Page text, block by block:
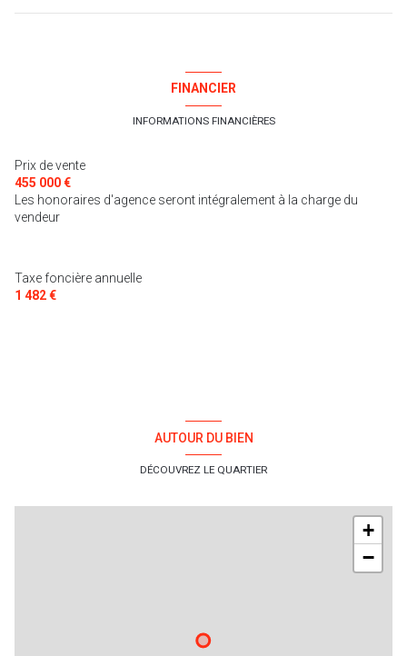
terrasse
arboré
chambre
salle de bain
FINANCIER
INFORMATIONS FINANCIÈRES
Prix de vente
455 000 €
Les honoraires d'agence seront intégralement à la charge du
vendeur
Taxe foncière annuelle
1 482 €
AUTOUR DU BIEN
DÉCOUVREZ LE QUARTIER
+
−